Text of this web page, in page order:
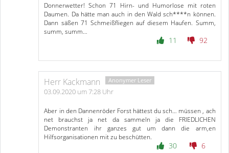
Donnerwetter! Schon 71 Hirn- und Humorlose mit roten
Daumen. Da hätte man auch in den Wald sch****n können.
Dann säßen 71 Schmeißfliegen auf diesem Haufen. Summ,
summ, summ…
11 92
Herr Kackmann
03.09.2020 um 7:28 Uhr
Aber in den Dannenröder Forst hättest du sch… müssen , ach
net brauchst ja net da sammeln ja die FRIEDLICHEN
Demonstranten ihr ganzes gut um dann die arm,en
Hilfsorganisationen mit zu beschütten.
30 6